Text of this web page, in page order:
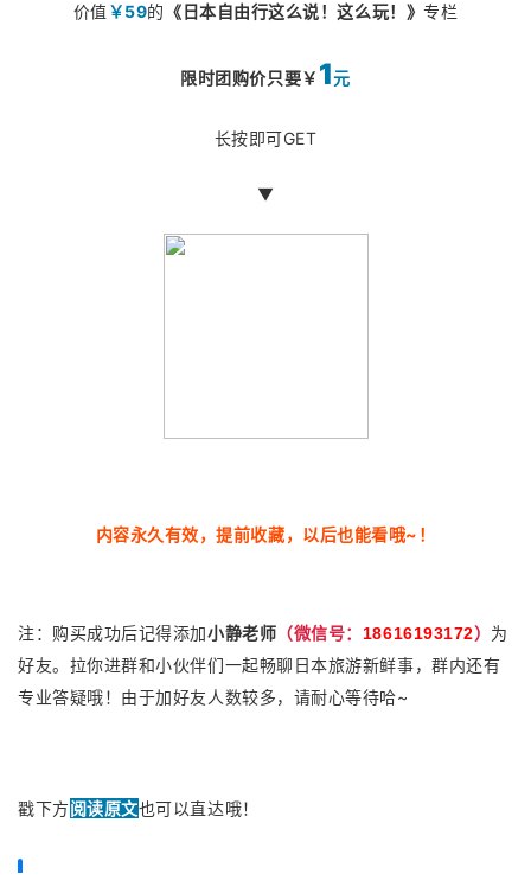
价值 ￥59的 《日本自由行这么说！这么玩！》专栏
限时团购价只要￥ 1元
长按即可GET
▼
内容永久有效，提前收藏，以后也能看哦~！
注：购买成功后记得添加小静老师 （微信号： 18616193172） 为
好友。拉你进群和小伙伴们一起畅聊日本旅游新鲜事，群内还有
专业答疑哦！由于加好友人数较多，请耐心等待哈~
戳下方阅读原文也可以直达哦！